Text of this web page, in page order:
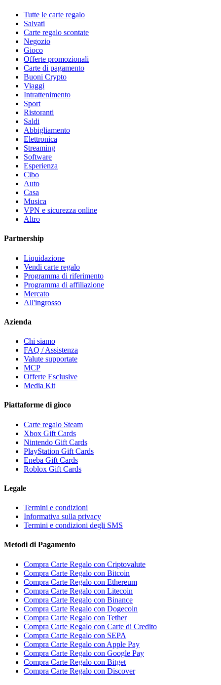
Tutte le carte regalo
Salvati
Carte regalo scontate
Negozio
Gioco
Offerte promozionali
Carte di pagamento
Buoni Crypto
Viaggi
Intrattenimento
Sport
Ristoranti
Saldi
Abbigliamento
Elettronica
Streaming
Software
Esperienza
Cibo
Auto
Casa
Musica
VPN e sicurezza online
Altro
Partnership
Liquidazione
Vendi carte regalo
Programma di riferimento
Programma di affiliazione
Mercato
All'ingrosso
Azienda
Chi siamo
FAQ / Assistenza
Valute supportate
MCP
Offerte Esclusive
Media Kit
Piattaforme di gioco
Carte regalo Steam
Xbox Gift Cards
Nintendo Gift Cards
PlayStation Gift Cards
Eneba Gift Cards
Roblox Gift Cards
Legale
Termini e condizioni
Informativa sulla privacy
Termini e condizioni degli SMS
Metodi di Pagamento
Compra Carte Regalo con Criptovalute
Compra Carte Regalo con Bitcoin
Compra Carte Regalo con Ethereum
Compra Carte Regalo con Litecoin
Compra Carte Regalo con Binance
Compra Carte Regalo con Dogecoin
Compra Carte Regalo con Tether
Compra Carte Regalo con Carte di Credito
Compra Carte Regalo con SEPA
Compra Carte Regalo con Apple Pay
Compra Carte Regalo con Google Pay
Compra Carte Regalo con Bitget
Compra Carte Regalo con Discover